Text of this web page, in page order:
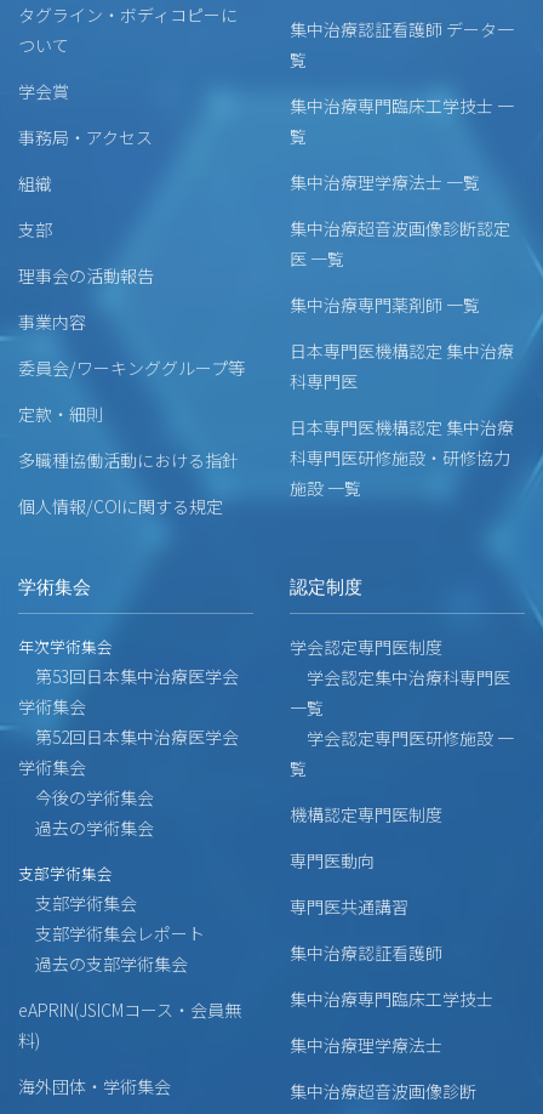
タグライン・ボディコピーに
ついて
学会賞
事務局・アクセス
組織
支部
理事会の活動報告
事業内容
委員会/ワーキンググループ等
定款・細則
多職種協働活動における指針
個人情報/COIに関する規定
集中治療認証看護師 データ一
覧
集中治療専門臨床工学技士 一
覧
集中治療理学療法士 一覧
集中治療超音波画像診断認定
医 一覧
集中治療専門薬剤師 一覧
日本専門医機構認定 集中治療
科専門医
日本専門医機構認定 集中治療
科専門医研修施設・研修協力
施設 一覧
学術集会
年次学術集会
第53回日本集中治療医学会
学術集会
第52回日本集中治療医学会
学術集会
今後の学術集会
過去の学術集会
支部学術集会
支部学術集会
支部学術集会レポート
過去の支部学術集会
eAPRIN(JSICMコース・会員無
料)
海外団体・学術集会
認定制度
学会認定専門医制度
学会認定集中治療科専門医
一覧
学会認定専門医研修施設 一
覧
機構認定専門医制度
専門医動向
専門医共通講習
集中治療認証看護師
集中治療専門臨床工学技士
集中治療理学療法士
集中治療超音波画像診断